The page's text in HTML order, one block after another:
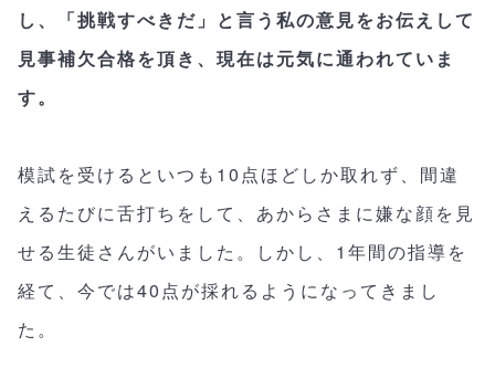
し、「挑戦すべきだ」と言う私の意見をお伝えして
見事補欠合格を頂き、現在は元気に通われていま
す。
模試を受けるといつも10点ほどしか取れず、間違
えるたびに舌打ちをして、あからさまに嫌な顔を見
せる生徒さんがいました。しかし、1年間の指導を
経て、今では40点が採れるようになってきまし
た。